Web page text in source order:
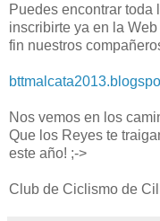
Puedes encontrar toda
inscribirte ya en la
fin nuestros
Nos vemos en los
Que los Reyes te
este año! ;->
Club de Ciclismo de